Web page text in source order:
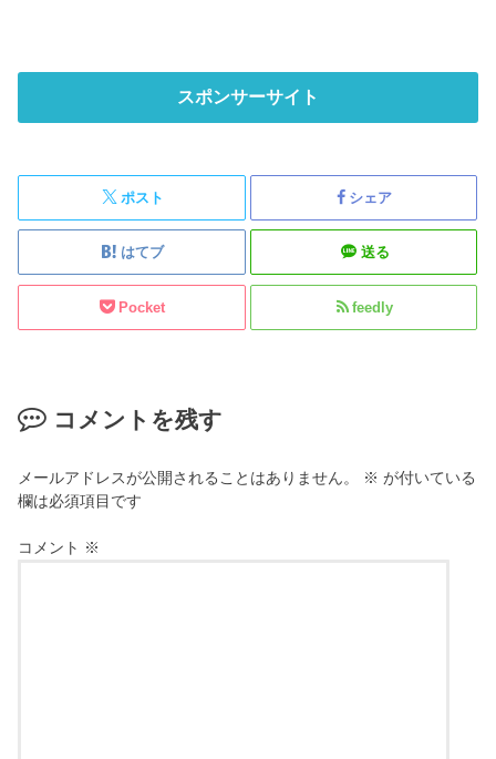
スポンサーサイト
ポスト シェア
はてブ 送る
Pocket feedly
コメントを残す
メールアドレスが公開されることはありません。 ※ が付いている
欄は必須項目です
コメント ※